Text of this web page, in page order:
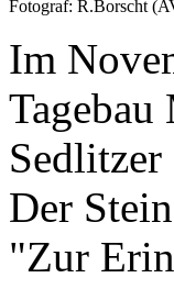
Fotograf: R.Borscht
Im
Tagebau
Der
"Zur